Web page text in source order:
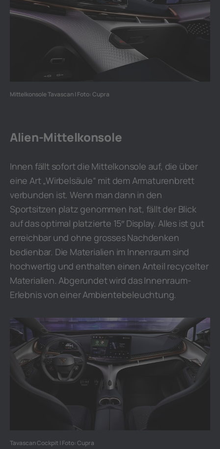
Mittelkonsole Tavascan | Foto: Cupra
Alien-Mittelkonsole
Innen fällt sofort die Mittelkonsole auf, die über
eine Art „Wirbelsäule“ mit dem Armaturenbrett
verbunden ist. Wenn man dann in den
Sportsitzen platz genommen hat, fällt der Blick
auf das optimal platzierte 15″ Display. Alles ist gut
erreichbar und ohne grosses Nachdenken
bedienbar. Die Materialien im Innenraum sind
hochwertig und enthalten einen Anteil recycelter
Materialien. Abgerundet wird das Innenraum-
Erlebnis von einer Ambientebeleuchtung.
Tavascan Cockpit | Foto: Cupra